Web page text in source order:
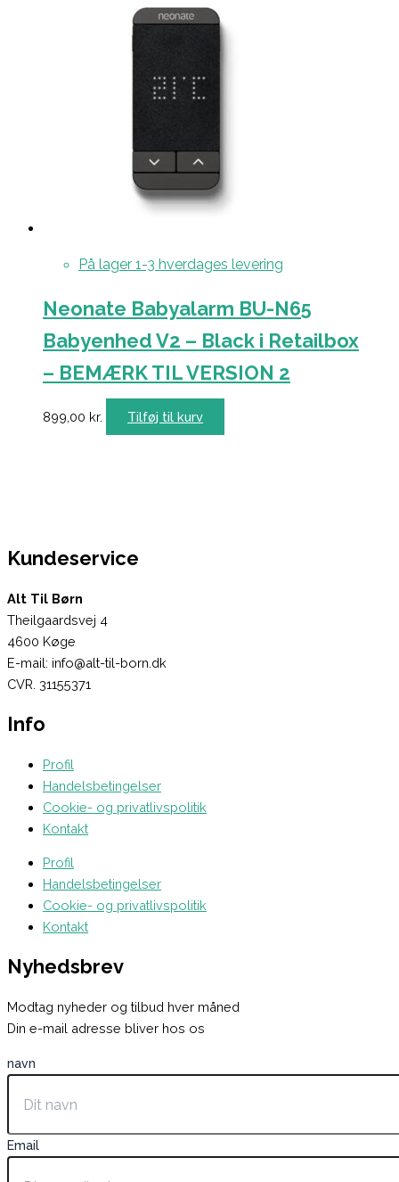
På lager 1-3 hverdages levering
Neonate Babyalarm BU-N65
Babyenhed V2 – Black i Retailbox
– BEMÆRK TIL VERSION 2
899,00 kr. Tilføj til kurv
Kundeservice
Alt Til Børn
Theilgaardsvej 4
4600 Køge
E-mail: info@alt-til-born.dk
CVR. 31155371
Info
Profil
Handelsbetingelser
Cookie- og privatlivspolitik
Kontakt
Profil
Handelsbetingelser
Cookie- og privatlivspolitik
Kontakt
Nyhedsbrev
Modtag nyheder og tilbud hver måned
Din e-mail adresse bliver hos os
navn
Email